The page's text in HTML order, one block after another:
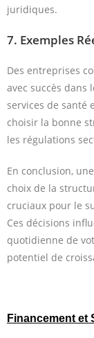
juridiques.
7. Exemples
Des entreprises
avec succès dans
services de santé
choisir la bonne
les régulations
En conclusion,
choix de la
cruciaux pour le
Ces décisions
quotidienne de
potentiel de
Financement et